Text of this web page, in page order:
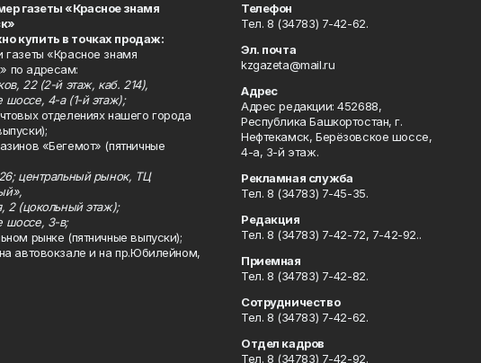
газеты «Красное знамя
купить в точках продаж:
газеты «Красное знамя
по адресам:
22 (2-й этаж, каб. 214),
шоссе, 4-а (1-й этаж);
отделениях нашего города
«Бегемот» (пятничные
центральный рынок, ТЦ
2 (цокольный этаж);
шоссе, 3-в;
рынке (пятничные выпуски);
автовокзале и на пр.Юбилейном,
Телефон
Тел. 8 (34783) 7-42-62.
Эл. почта
kzgazeta@mail.ru
Адрес
Адрес редакции: 452688,
Республика Башкортостан, г.
Нефтекамск, Берёзовское шоссе,
4-а, 3-й этаж.
Рекламная служба
Тел. 8 (34783) 7-45-35.
Редакция
Тел. 8 (34783) 7-42-72, 7-42-92..
Приемная
Тел. 8 (34783) 7-42-82.
Сотрудничество
Тел. 8 (34783) 7-42-62.
Отдел кадров
Тел. 8 (34783) 7-42-92.